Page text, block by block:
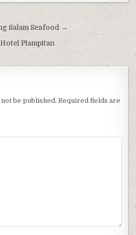
Salam Seafood →
Plampitan
be published. Required fields are